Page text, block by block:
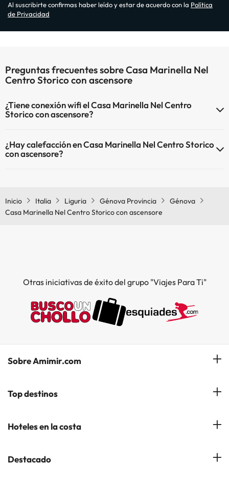
Al suscribirte confirmas haber leído y estar de acuerdo con la Política
de Privacidad
Preguntas frecuentes sobre Casa Marinella Nel
Centro Storico con ascensore
¿Tiene conexión wifi el Casa Marinella Nel Centro
Storico con ascensore?
Fi.
¿Hay calefacción en Casa Marinella Nel Centro Storico
con ascensore?
Inicio
Italia Liguria Génova Provincia
Génova
Casa Marinella Nel Centro Storico con ascensore
Otras iniciativas de éxito del grupo "Viajes Para Ti"
Sobre Amimir.com
¿Quiénes somos?
Gestionar mi reserva
Top destinos
Hoteles en Salou
Hoteles en Andorra la Vella
Hoteles en la costa
Hoteles en la Costa Azahar
Destacado